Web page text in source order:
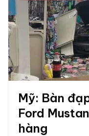
Mỹ: Bàn
Ford
hàng